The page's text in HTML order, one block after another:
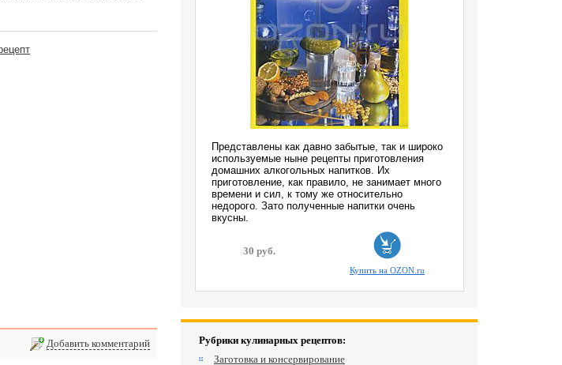
Добавить комментарий
Представлены как давно забытые, так и широко
используемые ныне рецепты приготовления
домашних алкогольных напитков. Их
приготовление, как правило, не занимает много
времени и сил, к тому же относительно
недорого. Зато полученные напитки очень
вкусны.
30 руб.
Купить на OZON.ru
Рубрики кулинарных рецептов:
Заготовка и консервирование